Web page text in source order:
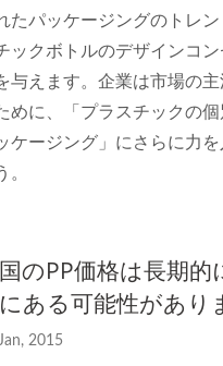
たパッケージングのトレ
ックボトルのデザインコ
与えます。企業は市場の
めに、「プラスチックの
ケージング」にさらに力を
。
のPP価格は長期的
ある可能性があり
2015